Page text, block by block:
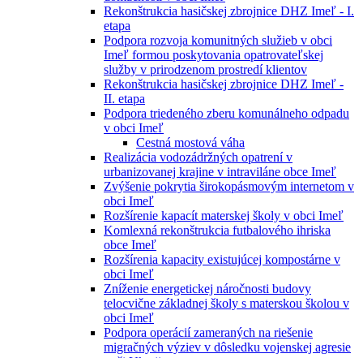
Rekonštrukcia hasičskej zbrojnice DHZ Imeľ - I.
etapa
Podpora rozvoja komunitných služieb v obci
Imeľ formou poskytovania opatrovateľskej
služby v prirodzenom prostredí klientov
Rekonštrukcia hasičskej zbrojnice DHZ Imeľ -
II. etapa
Podpora triedeného zberu komunálneho odpadu
v obci Imeľ
Cestná mostová váha
Realizácia vodozádržných opatrení v
urbanizovanej krajine v intraviláne obce Imeľ
Zvýšenie pokrytia širokopásmovým internetom v
obci Imeľ
Rozšírenie kapacít materskej školy v obci Imeľ
Komlexná rekonštrukcia futbalového ihriska
obce Imeľ
Rozšírenia kapacity existujúcej kompostárne v
obci Imeľ
Zníženie energetickej náročnosti budovy
telocvične základnej školy s materskou školou v
obci Imeľ
Podpora operácií zameraných na riešenie
migračných výziev v dôsledku vojenskej agresie